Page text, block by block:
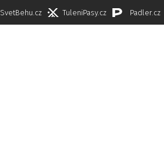
SvetBehu.cz TuleniPasy.cz Padler.cz